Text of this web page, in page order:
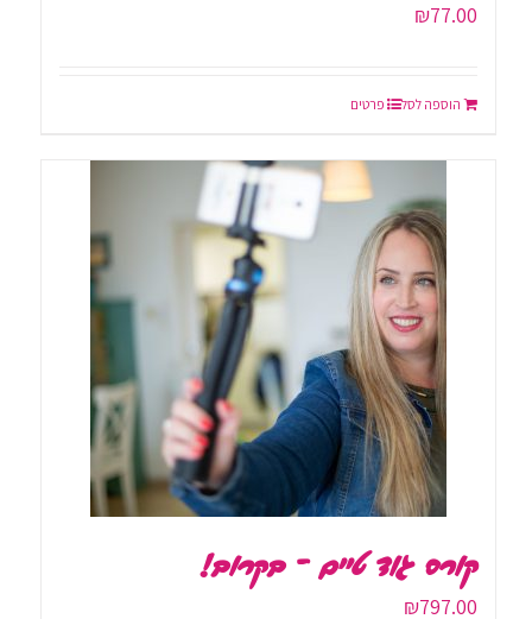
₪77.00
הוספה לסל פרטים
קורס גוד טיים – בקרוב!
₪797.00